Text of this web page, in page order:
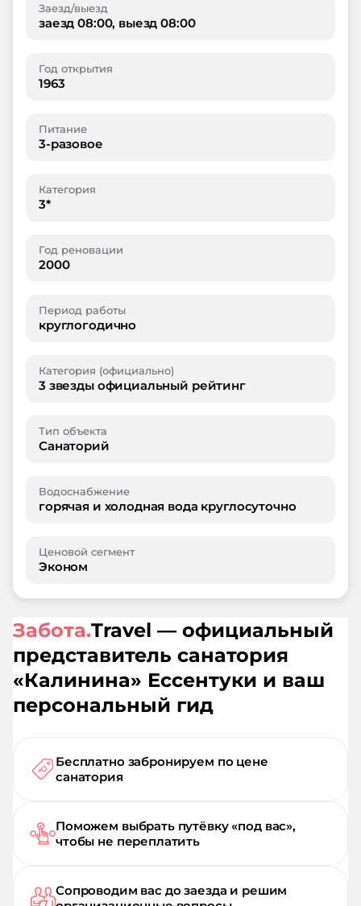
Заезд/выезд
заезд 08:00, выезд 08:00
Год открытия
1963
Питание
3-разовое
Категория
3*
Год реновации
2000
Период работы
круглогодично
Категория (официально)
3 звезды официальный рейтинг
Тип объекта
Санаторий
Водоснабжение
горячая и холодная вода круглосуточно
Ценовой сегмент
Эконом
Забота.Travel — официальный
представитель санатория
«Калинина» Ессентуки и ваш
персональный гид
Бесплатно забронируем по цене
санатория
Поможем выбрать путёвку «под вас»,
чтобы не переплатить
Сопроводим вас до заезда и решим